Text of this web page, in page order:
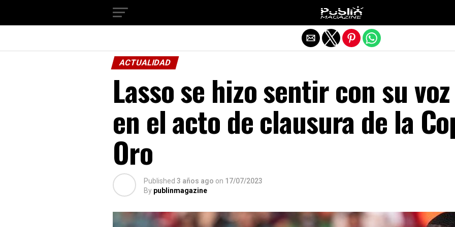
ACTUALIDAD
Lasso se hizo sentir con su voz
en el acto de clausura de la
Oro
Published 3 años ago on 17/07/2023
By publinmagazine
Salir de la versión móvil